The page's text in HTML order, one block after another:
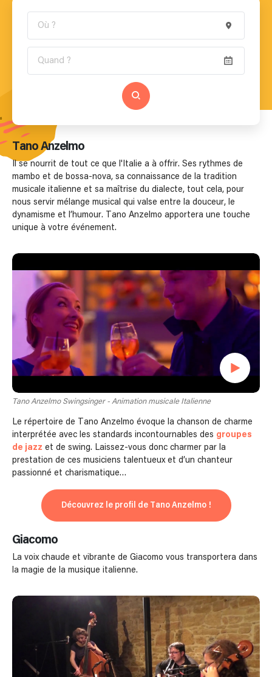
Tano Anzelmo
Il se nourrit de tout ce que l'Italie a à offrir. Ses rythmes de
mambo et de bossa-nova, sa connaissance de la tradition
musicale italienne et sa maîtrise du dialecte, tout cela, pour
nous servir mélange musical qui valse entre la douceur, le
dynamisme et l’humour. Tano Anzelmo apportera une touche
unique à votre événement.
Tano Anzelmo Swingsinger - Animation musicale Italienne
Le répertoire de Tano Anzelmo évoque la chanson de charme
interprétée avec les standards incontournables des groupes
de jazz et de swing. Laissez-vous donc charmer par la
prestation de ces musiciens talentueux et d’un chanteur
passionné et charismatique…
Découvrez le profil de Tano Anzelmo !
Giacomo
La voix chaude et vibrante de Giacomo vous transportera dans
la magie de la musique italienne.